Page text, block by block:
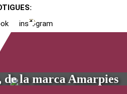
instagram
de la marca Amarpies